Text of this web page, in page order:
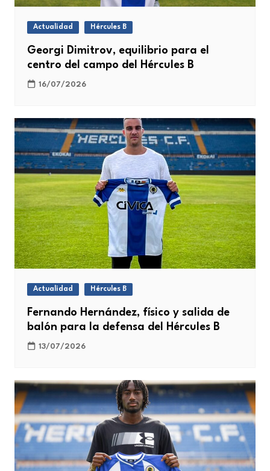
Actualidad Hércules B
Georgi Dimitrov, equilibrio para el
centro del campo del Hércules B
16/07/2026
Actualidad Hércules B
Fernando Hernández, físico y salida de
balón para la defensa del Hércules B
13/07/2026